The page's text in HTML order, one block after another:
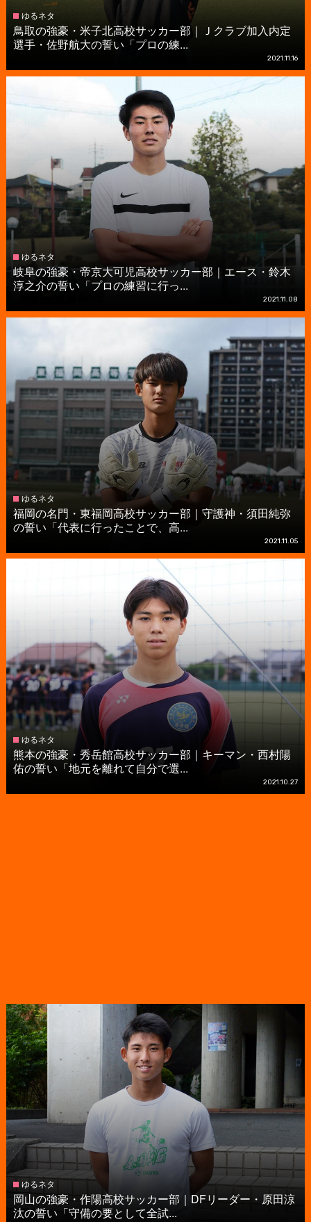
ゆるネタ
鳥取の強豪・米子北高校サッカー部｜Ｊクラブ加入内定
選手・佐野航大の誓い「プロの練...
2021.11.16
ゆるネタ
岐阜の強豪・帝京大可児高校サッカー部｜エース・鈴木
淳之介の誓い「プロの練習に行っ...
2021.11.08
ゆるネタ
福岡の名門・東福岡高校サッカー部｜守護神・須田純弥
の誓い「代表に行ったことで、高...
2021.11.05
ゆるネタ
熊本の強豪・秀岳館高校サッカー部｜キーマン・西村陽
佑の誓い「地元を離れて自分で選...
2021.10.27
ゆるネタ
岡山の強豪・作陽高校サッカー部｜DFリーダー・原田涼
汰の誓い「守備の要として全試...